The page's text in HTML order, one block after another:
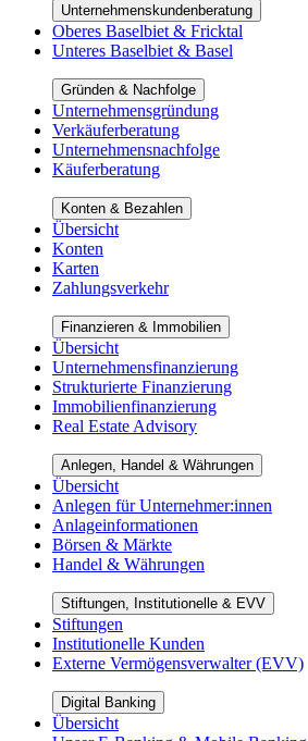
Unternehmenskundenberatung
Oberes Baselbiet & Fricktal
Unteres Baselbiet & Basel
Gründen & Nachfolge
Unternehmensgründung
Verkäuferberatung
Unternehmensnachfolge
Käuferberatung
Konten & Bezahlen
Übersicht
Konten
Karten
Zahlungsverkehr
Finanzieren & Immobilien
Übersicht
Unternehmensfinanzierung
Strukturierte Finanzierung
Immobilienfinanzierung
Real Estate Advisory
Anlegen, Handel & Währungen
Übersicht
Anlegen für Unternehmer:innen
Anlageinformationen
Börsen & Märkte
Handel & Währungen
Stiftungen, Institutionelle & EVV
Stiftungen
Institutionelle Kunden
Externe Vermögensverwalter (EVV)
Digital Banking
Übersicht